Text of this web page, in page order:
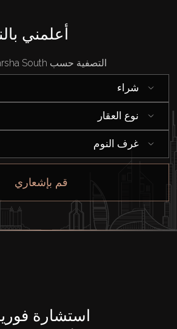
أعلمني
التصفية حسب Al Barsha South:
شراء
نوع العقار
غرف النوم
قم بإشعاري
استشارة